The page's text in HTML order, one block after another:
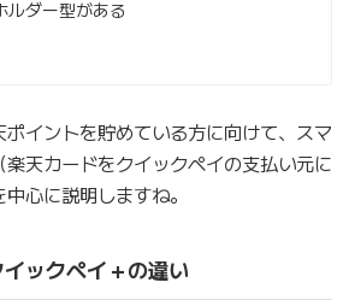
ルダー型がある
イントを貯めている方に向けて、スマ
天カードをクイックペイの支払い元に
心に説明しますね。
ックペイ＋の違い